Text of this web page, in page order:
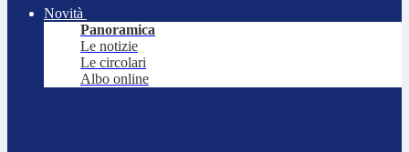
Novità
Panoramica
Le notizie
Le circolari
Albo online